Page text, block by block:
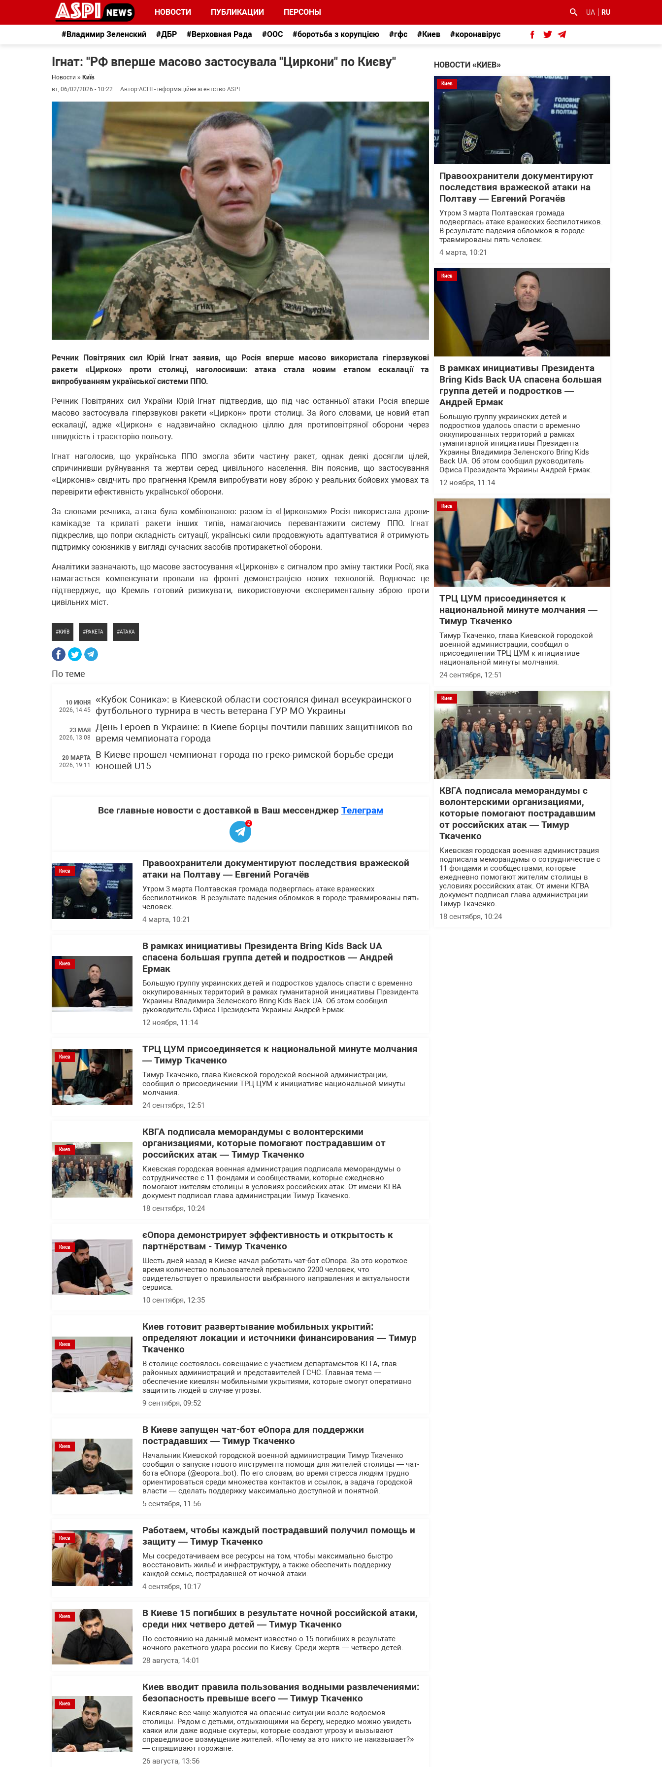
НОВОСТИ ПУБЛИКАЦИИ ПЕРСОНЫ UA RU
#Владимир Зеленский #ДБР #Верховная Рада #ООС #боротьба з корупцією #гфс #Киев #коронавірус
Ігнат: "РФ вперше масово застосувала "Циркони" по Києву"
Новости » Київ
вт, 06/02/2026 - 10:22
Автор:АСПІ - інформаційне агентство ASPI
Речник Повітряних сил Юрій Ігнат заявив, що Росія вперше масово використала гіперзвукові
ракети «Циркон» проти столиці, наголосивши: атака стала новим етапом ескалації та
випробуванням української системи ППО.
Речник Повітряних сил України Юрій Ігнат підтвердив, що під час останньої атаки Росія вперше
масово застосувала гіперзвукові ракети «Циркон» проти столиці. За його словами, це новий етап
ескалації, адже «Циркон» є надзвичайно складною ціллю для протиповітряної оборони через
швидкість і траєкторію польоту.
Ігнат наголосив, що українська ППО змогла збити частину ракет, однак деякі досягли цілей,
спричинивши руйнування та жертви серед цивільного населення. Він пояснив, що застосування
«Цирконів» свідчить про прагнення Кремля випробувати нову зброю у реальних бойових умовах та
перевірити ефективність української оборони.
За словами речника, атака була комбінованою: разом із «Цирконами» Росія використала дрони-
камікадзе та крилаті ракети інших типів, намагаючись перевантажити систему ППО. Ігнат
підкреслив, що попри складність ситуації, українські сили продовжують адаптуватися й отримують
підтримку союзників у вигляді сучасних засобів протиракетної оборони.
Аналітики зазначають, що масове застосування «Цирконів» є сигналом про зміну тактики Росії, яка
намагається компенсувати провали на фронті демонстрацією нових технологій. Водночас це
підтверджує, що Кремль готовий ризикувати, використовуючи експериментальну зброю проти
цивільних міст.
КИЇВ РАКЕТА АТАКА
По теме
10 ИЮНЯ
2026, 14:45
«Кубок Соника»: в Киевской области состоялся финал всеукраинского
футбольного турнира в честь ветерана ГУР МО Украины
23 МАЯ
2026, 13:08
День Героев в Украине: в Киеве борцы почтили павших защитников во
время чемпионата города
20 МАРТА
2026, 19:11
В Киеве прошел чемпионат города по греко-римской борьбе среди
юношей U15
Все главные новости с доставкой в Ваш мессенджер Телеграм
2
Киев
Правоохранители документируют последствия вражеской
атаки на Полтаву — Евгений Рогачёв
Утром 3 марта Полтавская громада подверглась атаке вражеских
беспилотников. В результате падения обломков в городе травмированы пять
человек.
4 марта, 10:21
Киев
В рамках инициативы Президента Bring Kids Back UA
спасена большая группа детей и подростков — Андрей
Ермак
Большую группу украинских детей и подростков удалось спасти с временно
оккупированных территорий в рамках гуманитарной инициативы Президента
Украины Владимира Зеленского Bring Kids Back UA. Об этом сообщил
руководитель Офиса Президента Украины Андрей Ермак.
12 ноября, 11:14
Киев
ТРЦ ЦУМ присоединяется к национальной минуте молчания
— Тимур Ткаченко
Тимур Ткаченко, глава Киевской городской военной администрации,
сообщил о присоединении ТРЦ ЦУМ к инициативе национальной минуты
молчания.
24 сентября, 12:51
Киев
КВГА подписала меморандумы с волонтерскими
организациями, которые помогают пострадавшим от
российских атак — Тимур Ткаченко
Киевская городская военная администрация подписала меморандумы о
сотрудничестве с 11 фондами и сообществами, которые ежедневно
помогают жителям столицы в условиях российских атак. От имени КГВА
документ подписал глава администрации Тимур Ткаченко.
18 сентября, 10:24
Киев
єОпора демонстрирует эффективность и открытость к
партнёрствам - Тимур Ткаченко
Шесть дней назад в Киеве начал работать чат-бот єОпора. За это короткое
время количество пользователей превысило 2200 человек, что
свидетельствует о правильности выбранного направления и актуальности
сервиса.
10 сентября, 12:35
Киев
Киев готовит развертывание мобильных укрытий:
определяют локации и источники финансирования — Тимур
Ткаченко
В столице состоялось совещание с участием департаментов КГГА, глав
районных администраций и представителей ГСЧС. Главная тема —
обеспечение киевлян мобильными укрытиями, которые смогут оперативно
защитить людей в случае угрозы.
9 сентября, 09:52
Киев
В Киеве запущен чат-бот еОпора для поддержки
пострадавших — Тимур Ткаченко
Начальник Киевской городской военной администрации Тимур Ткаченко
сообщил о запуске нового инструмента помощи для жителей столицы — чат-
бота еОпора (@eopora_bot). По его словам, во время стресса людям трудно
ориентироваться среди множества контактов и ссылок, а задача городской
власти — сделать поддержку максимально доступной и понятной.
5 сентября, 11:56
Киев
Работаем, чтобы каждый пострадавший получил помощь и
защиту — Тимур Ткаченко
Мы сосредотачиваем все ресурсы на том, чтобы максимально быстро
восстановить жильё и инфраструктуру, а также обеспечить поддержку
каждой семье, пострадавшей от ночной атаки.
4 сентября, 10:17
Киев
В Киеве 15 погибших в результате ночной российской атаки,
среди них четверо детей — Тимур Ткаченко
По состоянию на данный момент известно о 15 погибших в результате
ночного ракетного удара россии по Киеву. Среди жертв — четверо детей.
28 августа, 14:01
Киев
Киев вводит правила пользования водными развлечениями:
безопасность превыше всего — Тимур Ткаченко
Киевляне все чаще жалуются на опасные ситуации возле водоемов
столицы. Рядом с детьми, отдыхающими на берегу, нередко можно увидеть
каяки или даже водные скутеры, которые создают угрозу и вызывают
справедливое возмущение жителей. «Почему за это никто не наказывает?»
— спрашивают горожане.
26 августа, 13:56
НОВОСТИ «КИЕВ»
Киев
Правоохранители документируют
последствия вражеской атаки на
Полтаву — Евгений Рогачёв
Утром 3 марта Полтавская громада
подверглась атаке вражеских беспилотников.
В результате падения обломков в городе
травмированы пять человек.
4 марта, 10:21
Киев
В рамках инициативы Президента
Bring Kids Back UA спасена большая
группа детей и подростков —
Андрей Ермак
Большую группу украинских детей и
подростков удалось спасти с временно
оккупированных территорий в рамках
гуманитарной инициативы Президента
Украины Владимира Зеленского Bring Kids
Back UA. Об этом сообщил руководитель
Офиса Президента Украины Андрей Ермак.
12 ноября, 11:14
Киев
ТРЦ ЦУМ присоединяется к
национальной минуте молчания —
Тимур Ткаченко
Тимур Ткаченко, глава Киевской городской
военной администрации, сообщил о
присоединении ТРЦ ЦУМ к инициативе
национальной минуты молчания.
24 сентября, 12:51
Киев
КВГА подписала меморандумы с
волонтерскими организациями,
которые помогают пострадавшим
от российских атак — Тимур
Ткаченко
Киевская городская военная администрация
подписала меморандумы о сотрудничестве с
11 фондами и сообществами, которые
ежедневно помогают жителям столицы в
условиях российских атак. От имени КГВА
документ подписал глава администрации
Тимур Ткаченко.
18 сентября, 10:24